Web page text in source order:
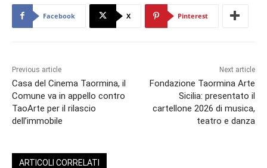
Facebook X Pinterest
Previous article
Casa del Cinema Taormina, il
Comune va in appello contro
TaoArte per il rilascio
dell’immobile
Next article
Fondazione Taormina Arte
Sicilia: presentato il
cartellone 2026 di musica,
teatro e danza
ARTICOLI CORRELATI